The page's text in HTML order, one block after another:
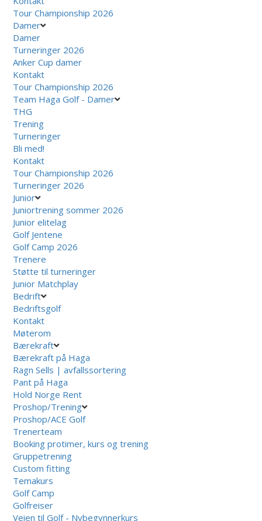
Tour Championship 2026
Damer
Damer
Turneringer 2026
Anker Cup damer
Kontakt
Tour Championship 2026
Team Haga Golf - Damer
THG
Trening
Turneringer
Bli med!
Kontakt
Tour Championship 2026
Turneringer 2026
Junior
Juniortrening sommer 2026
Junior elitelag
Golf Jentene
Golf Camp 2026
Trenere
Støtte til turneringer
Junior Matchplay
Bedrift
Bedriftsgolf
Kontakt
Møterom
Bærekraft
Bærekraft på Haga
Ragn Sells | avfallssortering
Pant på Haga
Hold Norge Rent
Proshop/Trening
Proshop/ACE Golf
Trenerteam
Booking protimer, kurs og trening
Gruppetrening
Custom fitting
Temakurs
Golf Camp
Golfreiser
Veien til Golf - Nybegynnerkurs